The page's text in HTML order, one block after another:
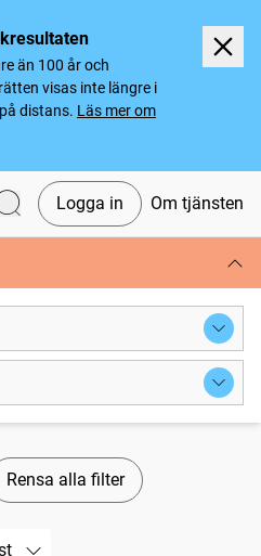
än 100 år och
visas inte längre i
distans. Läs mer om
Logga in Om tjänsten
Rensa alla filter